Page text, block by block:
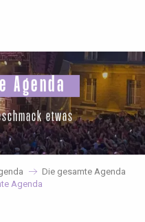
Agenda
etwas
Die gesamte Agenda
Agenda